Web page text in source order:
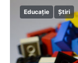
Educație Știri